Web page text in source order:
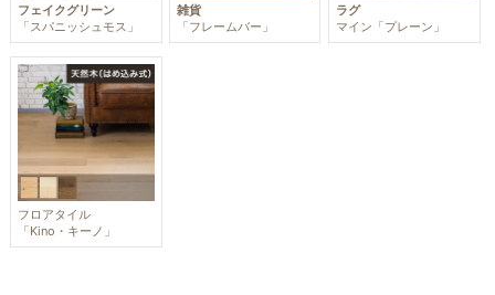
フェイクグリーン
「スパニッシュモス」
雑貨
「フレームバー」
ラグ
マイン「プレーン」
フロアタイル
「Kino・キーノ」